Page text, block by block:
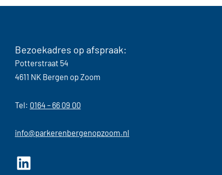
Bezoekadres op afspraak:
Potterstraat 54
4611 NK Bergen op Zoom
Tel: 0164 – 66 09 00
info@parkerenbergenopzoom.nl
LinkedIn